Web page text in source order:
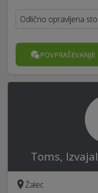
Odlično opravljena
POVPRAŠEVANJE
Toms,
Žalec